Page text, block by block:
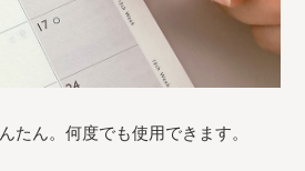
たん。何度でも使用できます。